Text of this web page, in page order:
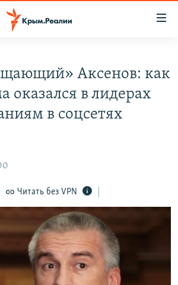
Аксенов: как
оказался в лидерах
в соцсетях
Читать без VPN